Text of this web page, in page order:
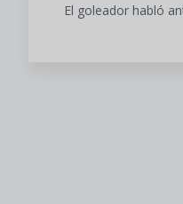
El goleador habló